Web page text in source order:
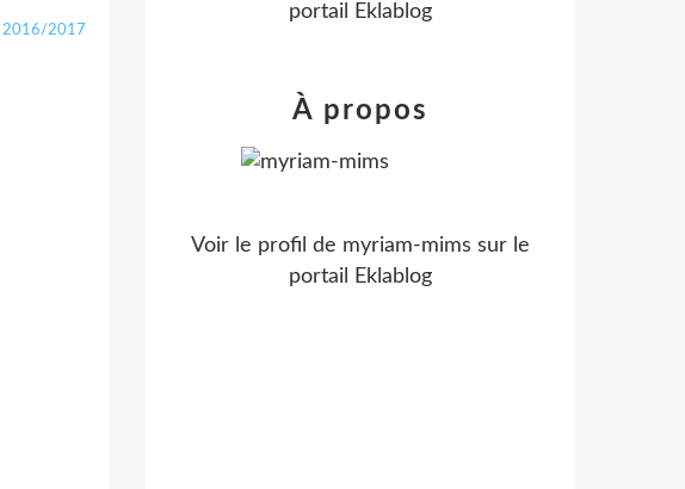
portail Eklablog
À propos
Voir le profil de myriam-mims sur le
portail Eklablog